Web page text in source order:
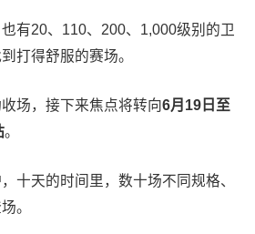
有20、110、200、1,000级别的卫
打得舒服的赛场。
场，接下来焦点将转向6月 19 日至
。
十天的时间里，数十场不同规格、
。